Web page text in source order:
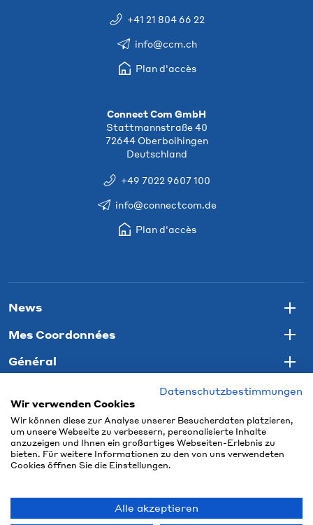
+41 21 804 66 22
info@ccm.ch
Plan d'accès
Connect Com GmbH
Stattmannstraße 40
72644 Oberboihingen
Deutschland
+49 7022 9607 100
info@connectcom.de
Plan d'accès
News
Mes Coordonnées
Général
Datenschutzbestimmungen
Wir verwenden Cookies
Wir können diese zur Analyse unserer Besucherdaten platzieren,
um unsere Webseite zu verbessern, personalisierte Inhalte
anzuzeigen und Ihnen ein großartiges Webseiten-Erlebnis zu
bieten. Für weitere Informationen zu den von uns verwendeten
Cookies öffnen Sie die Einstellungen.
Alle akzeptieren